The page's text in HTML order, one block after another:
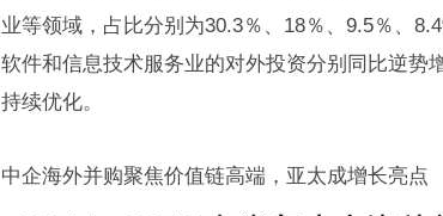
业等领域，占比分别为30.3％、18％、9.5％、
软件和信息技术服务业的对外投资分别同比逆势
持续优化。
中企海外并购聚焦价值链高端，亚太成增长亮点